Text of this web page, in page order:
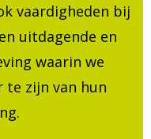
vaardigheden bij
uitdagende en
waarin we
te zijn van hun